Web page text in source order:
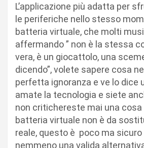
L’applicazione più adatta per
le periferiche nello stesso
batteria virtuale, che molti
affermando ” non è la stessa
vera, è un giocattolo, una
dicendo”, volete sapere cosa
perfetta ignoranza e ve lo dice
amate la tecnologia e siete
non critichereste mai una cosa
batteria virtuale non è da
reale, questo è poco ma sicuro
nemmeno una valida